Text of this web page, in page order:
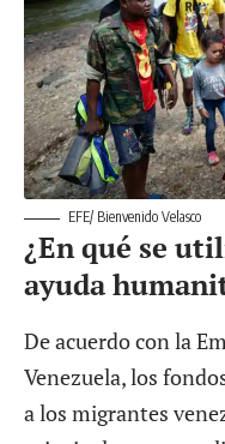
EFE/ Bienvenido Velasco
¿En qué se
ayuda
De acuerdo con la
Venezuela, los
a los migrantes